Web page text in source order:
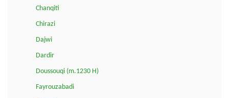
Chanqiti
Chirazi
Dajwi
Dardir
Doussouqi (m.1230 H)
Fayrouzabadi